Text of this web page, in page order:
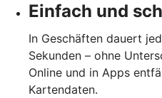
Einfach und
In Geschäften dauert
Sekunden – ohne
Online und in Apps
Kartendaten.